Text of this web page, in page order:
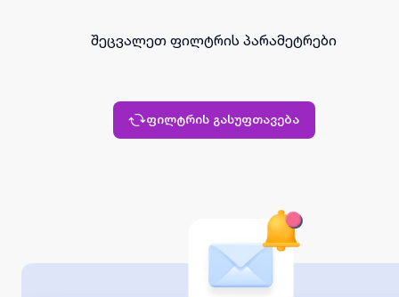
შეცვალეთ ფილტრის პარამეტრები
ფილტრის გასუფთავება